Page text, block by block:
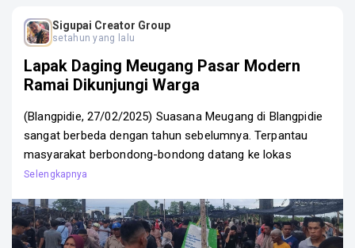
Aceh , Aceh Barat Daya
SOSIAL MEDIA
Sigupai Creator Group
Sigupai Creator Group
Sigupai Creator Group
Sigupai Creator Group
Sigupai Creator Group
setahun yang lalu
Lapak Daging Meugang Pasar Modern
Ramai Dikunjungi Warga
(Blangpidie, 27/02/2025) Suasana Meugang di Blangpidie
sangat berbeda dengan tahun sebelumnya. Terpantau
masyarakat berbondong-bondong datang ke lokas